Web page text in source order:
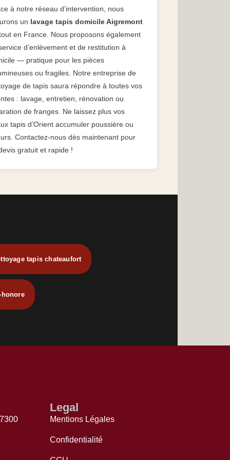
à notre réseau d’intervention, nous
un lavage tapis domicile Aigremont
en France. Nous proposons également
d’enlèvement et de restitution à
— pratique pour les pièces
ou fragiles. Notre entreprise de
de tapis saura répondre à toutes vos
: lavage, entretien, rénovation ou
de franges. Ne laissez plus vos
tapis d’Orient accumuler poussière ou
Contactez-nous dès maintenant pour
gratuit et rapide !
tapis chateaufort
Legal
Mentions Légales
Confidentialité